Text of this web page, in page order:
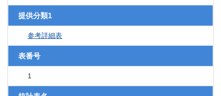
提供分類1
参考詳細表
表番号
1